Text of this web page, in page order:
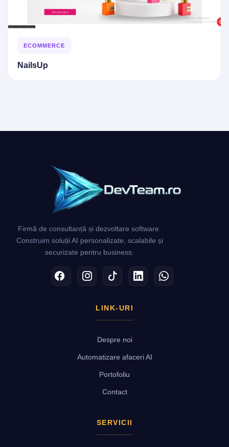
ECOMMERCE
NailsUp
Firmă de consultanță și dezvoltare software.
Construim soluții AI personalizate, scalabile și
securizate pentru business.
FacebookInstagramTikTokLinkedInWhatsApp
LINK-URI
Despre noi
Automatizare afaceri AI
Portofoliu
Contact
SERVICII